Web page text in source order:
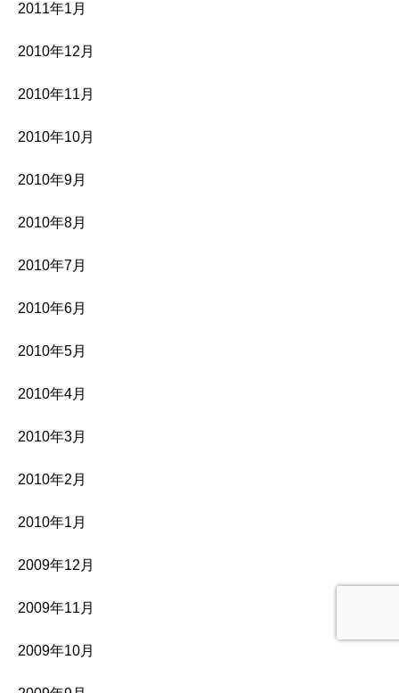
2011年1月
2010年12月
2010年11月
2010年10月
2010年9月
2010年8月
2010年7月
2010年6月
2010年5月
2010年4月
2010年3月
2010年2月
2010年1月
2009年12月
2009年11月
2009年10月